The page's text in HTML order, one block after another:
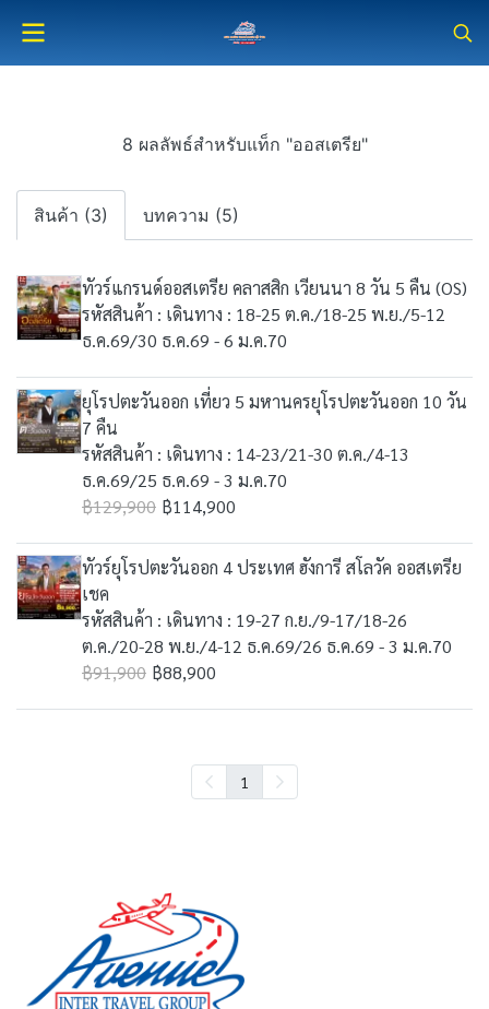
8 ผลลัพธ์สำหรับแท็ก "ออสเตรีย"
สินค้า (3) บทความ (5)
ทัวร์แกรนด์ออสเตรีย คลาสสิก เวียนนา 8 วัน 5 คืน (OS)
รหัสสินค้า : เดินทาง : 18-25 ต.ค./18-25 พ.ย./5-12
ธ.ค.69/30 ธ.ค.69 - 6 ม.ค.70
ยุโรปตะวันออก เที่ยว 5 มหานครยุโรปตะวันออก 10 วัน
7 คืน
รหัสสินค้า : เดินทาง : 14-23/21-30 ต.ค./4-13
ธ.ค.69/25 ธ.ค.69 - 3 ม.ค.70
฿129,900 ฿114,900
ทัวร์ยุโรปตะวันออก 4 ประเทศ ฮังการี สโลวัค ออสเตรีย
เชค
รหัสสินค้า : เดินทาง : 19-27 ก.ย./9-17/18-26
ต.ค./20-28 พ.ย./4-12 ธ.ค.69/26 ธ.ค.69 - 3 ม.ค.70
฿91,900 ฿88,900
1